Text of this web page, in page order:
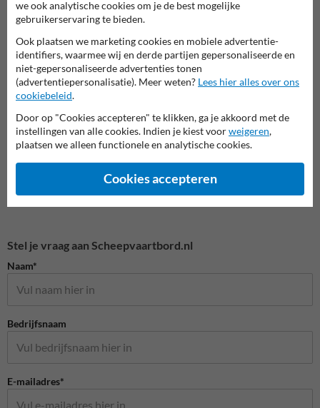
H serie - Overige tekens en
aanduidingen
A serie - Verbodstekens
Stel je vraag aan Scheepvaartbord.nl
Naam*
Bedrijfsnaam
E-mailadres*
we ook analytische cookies om je de best mogelijke
gebruikerservaring te bieden.
Ook plaatsen we marketing cookies en mobiele advertentie-
identifiers, waarmee wij en derde partijen gepersonaliseerde en
niet-gepersonaliseerde advertenties tonen
(advertentiepersonalisatie). Meer weten? Lees hier alles over ons
cookiebeleid.
Door op "Cookies accepteren" te klikken, ga je akkoord met de
instellingen van alle cookies. Indien je kiest voorweigeren,
plaatsen we alleen functionele en analytische cookies.
Cookies accepteren